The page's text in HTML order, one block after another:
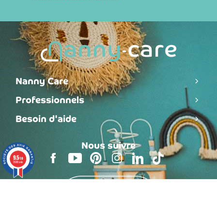
Nanny Care
Professionnels
Besoin d'aide
Nous suivre
9.5/10
3589 avis